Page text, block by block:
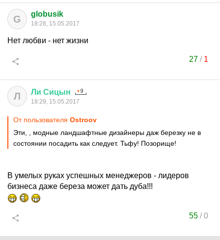
G globusik
18:28, 15.05.2017
Нет любви - нет жизни
27 / 1
Л Ли Сицын
18:29, 15.05.2017
От пользователя Ostroov
Эти, , модные ландшафтные дизайнеры даж березку не в
состоянии посадить как следует. Тьфу! Позорище!
В умелых руках успешных менеджеров - лидеров
бизнеса даже береза может дать дуба!!!
55 /0